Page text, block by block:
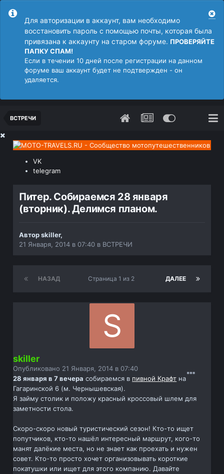
Для авторизации в аккаунт, вам необходимо
восстановить пароль с помощью почты, которая была
привязана к аккаунту на старом форуме. ПРОВЕРЯЙТЕ
ПАПКУ СПАМ!
Если в течении 10 дней после регистрации на данном
форуме ваш аккаунт будет не подтвержден - он
удаляется.
ВСТРЕЧИ
VK
telegram
Питер. Собираемся 28 января
(вторник). Делимся планом.
Авторskiller,
21 Января, 2014 в 07:40 в ВСТРЕЧИ
НАЗАД ДАЛЕЕ
Страница 1 из 2
skiller
Опубликовано 21 Января, 2014 в 07:40
28 января в 7 вечера собираемся в пивной Крафт на
Гагаринской 6 (м. Чернышевская).
Я займу столик и положу красный кроссовый шлем для
заметности стола.
Скоро-скоро новый туристический сезон! Кто-то ищет
попутчиков, кто-то нашёл интересный маршрут, кого-то
манят далёкие места, но не знает как проехать и нужен
совет. Кто-то просто хочет организовывать короткие
покатушки или ищет для этого компанию. Давайте